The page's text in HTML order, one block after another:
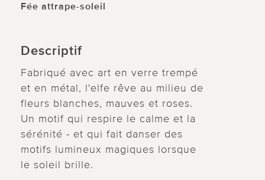
Fée attrape-soleil
Descriptif
Fabriqué avec art en verre trempé
et en métal, l'elfe rêve au milieu de
fleurs blanches, mauves et roses.
Un motif qui respire le calme et la
sérénité - et qui fait danser des
motifs lumineux magiques lorsque
le soleil brille.